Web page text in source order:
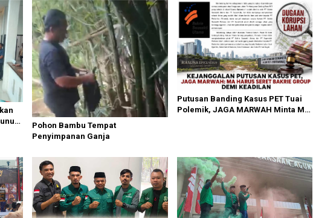
Pohon Bambu Tempat
Penyimpanan Ganja
Putusan Banding Kasus PET Tuai
Polemik, JAGA MARWAH Minta MA